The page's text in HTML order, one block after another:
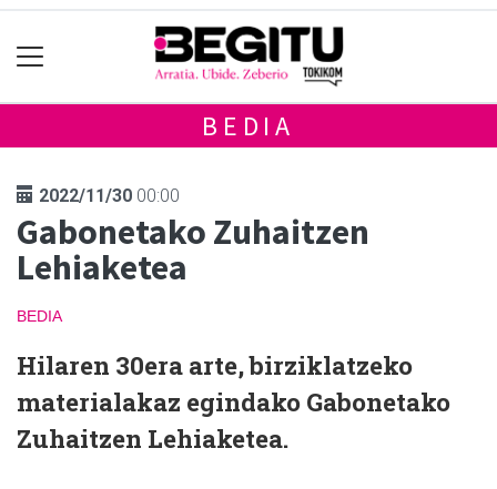
BEDIA
2022/11/30 00:00
Gabonetako Zuhaitzen
Lehiaketea
BEDIA
Hilaren 30era arte, birziklatzeko
materialakaz egindako Gabonetako
Zuhaitzen Lehiaketea.